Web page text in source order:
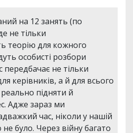
на 12 занять (по
не тільки
теорію для кожного
особисті розбори
передбачає не тільки
керівників, а й для всього
підняти й
Адже зараз ми
час, ніколи у нашій
було. Через війну багато